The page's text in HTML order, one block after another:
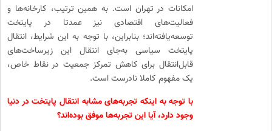
امکانات در تهران است. به همین ترتیب، کارخانه‌ها و
فعالیت‌های اقتصادی نیز عمدتا در پایتخت
توسعه‌یافته‌اند؛ بنابراین، با توجه به این شرایط، انتقال
پایتخت سیاسی به‌جای انتقال این زیرساخت‌های
قابل‌انتقال برای کاهش تمرکز جمعیت در نقاط خاص،
یک مفهوم کاملا نادرست است.
با توجه به اینکه تجربه‌های مشابه انتقال پایتخت در دنیا
وجود دارد، آیا این تجربه‌ها موفق بوده‌اند؟